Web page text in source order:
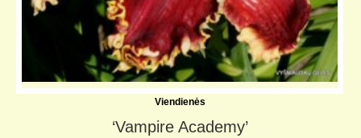
Viendienės
‘Vampire Academy’